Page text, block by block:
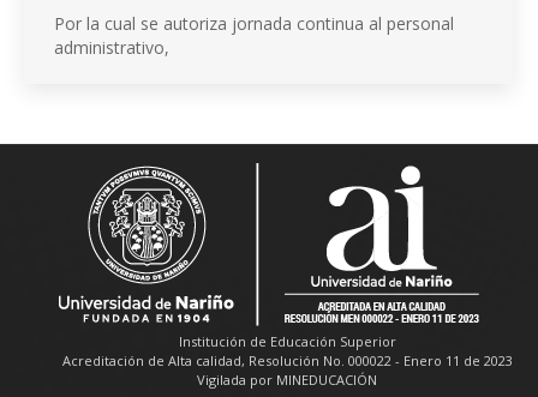
Por la cual se autoriza jornada continua al personal
administrativo,
Institución de Educación Superior
Acreditación de Alta calidad, Resolución No. 000022 - Enero 11 de 2023
Vigilada por MINEDUCACIÓN